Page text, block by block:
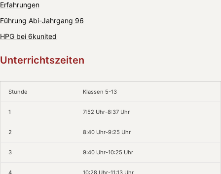
Erfahrungen
Führung Abi-Jahrgang 96
HPG bei 6kunited
Unterrichtszeiten
Stunde Klassen 5-13
1 7:52 Uhr-8:37 Uhr
2 8:40 Uhr-9:25 Uhr
3 9:40 Uhr-10:25 Uhr
4 10:28 Uhr-11:13 Uhr